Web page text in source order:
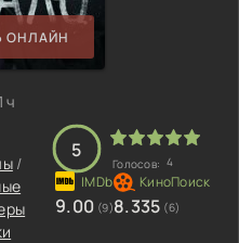
ОНЛАЙН
ч
/
5
Голосов: 4
9.00 (9)8.335 (6)